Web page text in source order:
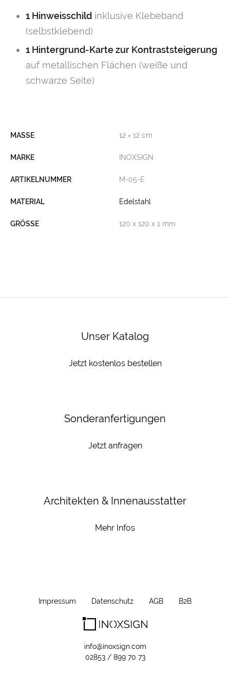
1 Hinweisschild inklusive Klebeband
(selbstklebend)
1 Hintergrund-Karte zur Kontraststeigerung
auf metallischen Flächen (weiße und
schwarze Seite)
MASSE 12 × 12 cm
MARKE INOXSIGN
ARTIKELNUMMER M-05-E
MATERIAL Edelstahl
GRÖSSE 120 x 120 x 1 mm
Unser Katalog
Jetzt kostenlos bestellen
Sonderanfertigungen
Jetzt anfragen
Architekten & Innenausstatter
Mehr Infos
info@inoxsign.com
02853 / 899 70 73
Impressum Datenschutz AGB B2B